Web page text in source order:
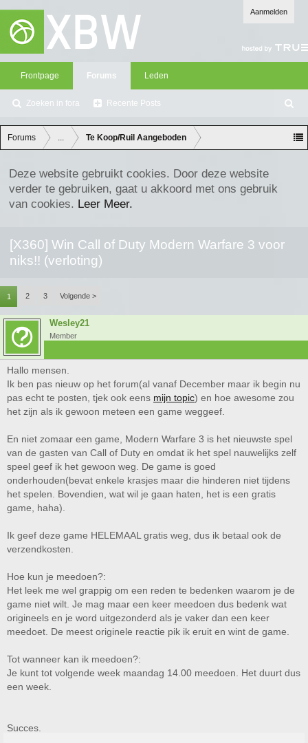
Aanmelden
Frontpage Forums
Zoeken in fora Recente Posts
Leden
oe
ke
n
Forums ... Te Koop/Ruil Aangeboden
Deze website gebruikt cookies. Door deze website
verder te gebruiken, gaat u akkoord met ons gebruik
van cookies. Leer Meer.
[X360] Win Call of Duty Modern Warfare 3 voor
niks!! (verloting)
1 2 3 Volgende >
Wesley21
Member
Hallo mensen.
Ik ben pas nieuw op het forum(al vanaf December maar ik begin nu
pas echt te posten, tjek ook eens mijn topic) en hoe awesome zou
het zijn als ik gewoon meteen een game weggeef.
En niet zomaar een game, Modern Warfare 3 is het nieuwste spel
van de gasten van Call of Duty en omdat ik het spel nauwelijks zelf
speel geef ik het gewoon weg. De game is goed
onderhouden(bevat enkele krasjes maar die hinderen niet tijdens
het spelen. Bovendien, wat wil je gaan haten, het is een gratis
game, haha).
Ik geef deze game HELEMAAL gratis weg, dus ik betaal ook de
verzendkosten.
Hoe kun je meedoen?:
Het leek me wel grappig om een reden te bedenken waarom je de
game niet wilt. Je mag maar een keer meedoen dus bedenk wat
origineels en je word uitgezonderd als je vaker dan een keer
meedoet. De meest originele reactie pik ik eruit en wint de game.
Tot wanneer kan ik meedoen?:
Je kunt tot volgende week maandag 14.00 meedoen. Het duurt dus
een week.
Succes.